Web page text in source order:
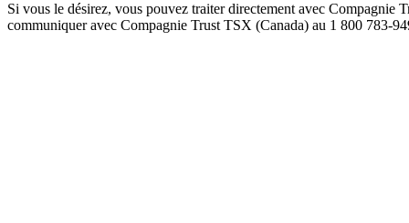
Si vous le désirez, vous pouvez traiter directement avec Compagnie
communiquer avec Compagnie Trust TSX (Canada) au 1 800 783-